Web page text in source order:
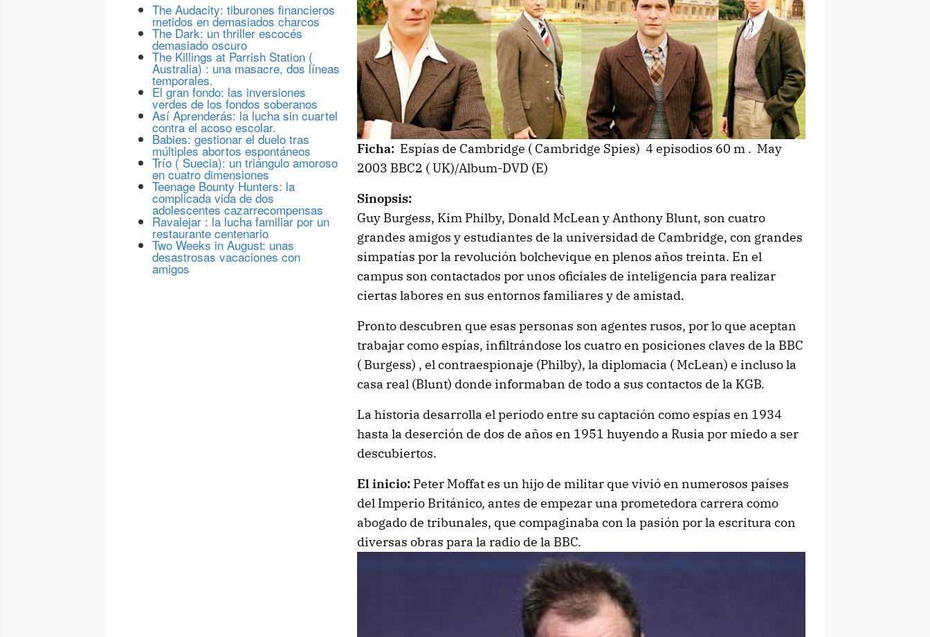
Ficha:Espías de Cambridge ( Cambridge Spies) 4 episodios 60 m . May
2003 BBC2 ( UK)/Album-DVD (E)
Sinopsis:
Guy Burgess, Kim Philby, Donald McLean y Anthony Blunt, son cuatro
grandes amigos y estudiantes de la universidad de Cambridge, con grandes
simpatías por la revolución bolchevique en plenos años treinta. En el
campus son contactados por unos oficiales de inteligencia para realizar
ciertas labores en sus entornos familiares y de amistad.
Pronto descubren que esas personas son agentes rusos, por lo que aceptan
trabajar como espías, infiltrándose los cuatro en posiciones claves de la BBC
( Burgess) , el contraespionaje (Philby), la diplomacia ( McLean) e incluso la
casa real (Blunt) donde informaban de todo a sus contactos de la KGB.
La historia desarrolla el periodo entre su captación como espías en 1934
hasta la deserción de dos de años en 1951 huyendo a Rusia por miedo a ser
descubiertos.
El inicio:Peter Moffat es un hijo de militar que vivió en numerosos países
del Imperio Británico, antes de empezar una prometedora carrera como
abogado de tribunales, que compaginaba con la pasión por la escritura con
diversas obras para la radio de la BBC.
The Audacity: tiburones financieros
metidos en demasiados charcos
The Dark: un thriller escocés
demasiado oscuro
The Killings at Parrish Station (
Australia) : una masacre, dos líneas
temporales.
El gran fondo: las inversiones
verdes de los fondos soberanos
Así Aprenderás: la lucha sin cuartel
contra el acoso escolar.
Babies: gestionar el duelo tras
múltiples abortos espontáneos
Trío ( Suecia): un triángulo amoroso
en cuatro dimensiones
Teenage Bounty Hunters: la
complicada vida de dos
adolescentes cazarrecompensas
Ravalejar : la lucha familiar por un
restaurante centenario
Two Weeks in August: unas
desastrosas vacaciones con
amigos